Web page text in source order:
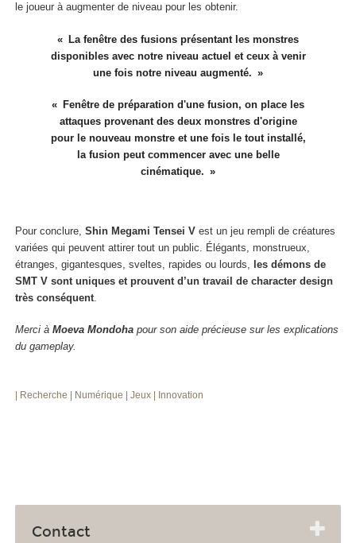
le joueur à augmenter de niveau pour les obtenir.
La fenêtre des fusions présentant les monstres
disponibles avec notre niveau actuel et ceux à venir
une fois notre niveau augmenté.
Fenêtre de préparation d'une fusion, on place les
attaques provenant des deux monstres d'origine
pour le nouveau monstre et une fois le tout installé,
la fusion peut commencer avec une belle
cinématique.
Pour conclure, Shin Megami Tensei V est un jeu rempli de créatures
variées qui peuvent attirer tout un public. Élégants, monstrueux,
étranges, gigantesques, sveltes, rapides ou lourds,
les démons de
SMT V sont uniques et prouvent d’un travail de character design
très conséquent
Merci à Moeva Mondoha pour son aide précieuse sur les explications
du gameplay.
| Recherche | Numérique | Jeux | Innovation
Contact